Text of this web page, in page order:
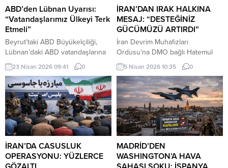
ABD’den Lübnan Uyarısı:
“Vatandaşlarımız Ülkeyi Terk
Etmeli”
Beyrut’taki ABD Büyükelçiliği,
Lübnan’daki ABD vatandaşlarına
güvenlik durumunun hızla
değişebileceği uyarısında
bulunarak, ticari uçuşlar hâlâ
devam ederken ülkeden
ayrılmalarını tavsiye etti.
23 Nisan 2026 09:41 0
İRAN’DAN IRAK HALKINA
MESAJ: “DESTEĞİNİZ
GÜCÜMÜZÜ ARTIRDI”
İran Devrim Muhafızları
Ordusu’na DMO bağlı Hatemul
Enbiya Merkez Karargahı
Sözcüsü İbrahim Zülfikari,
Hürmüz Boğazı üzerinden
uygulanan kısıtlamalara ilişkin
yaptığı açıklamada, Irak’ın bu
kısıtlamalardan muaf tutulacağını
belirtti.
5 Nisan 2026 10:35 0
İRAN’DA CASUSLUK
OPERASYONU: YÜZLERCE
MADRİD’DEN
WASHINGTON’A HAVA